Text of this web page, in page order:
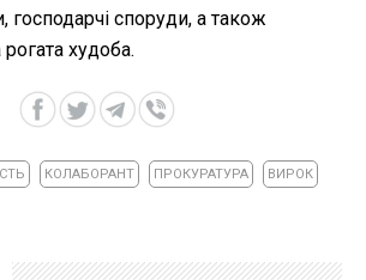
господарчі споруди, а також
худоба.
КОЛАБОРАНТ ПРОКУРАТУРА ВИРОК